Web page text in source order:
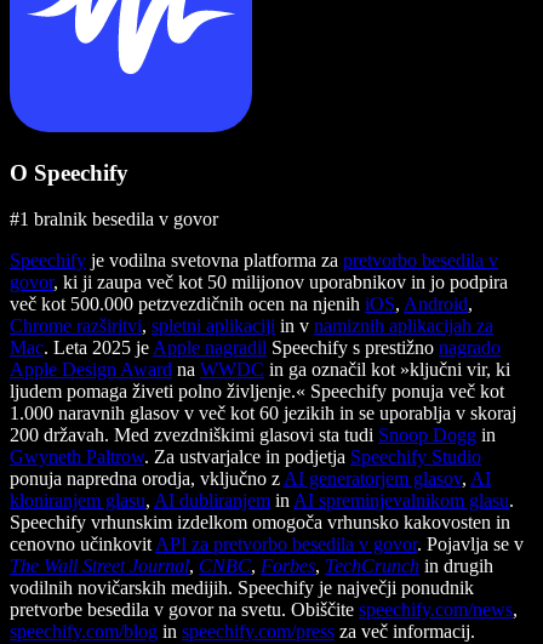
O Speechify
#1 bralnik besedila v govor
Speechify je vodilna svetovna platforma za pretvorbo besedila v
govor, ki ji zaupa več kot 50 milijonov uporabnikov in jo podpira
več kot 500.000 petzvezdičnih ocen na njenih iOS, Android,
Chrome razširitvi, spletni aplikaciji in v namiznih aplikacijah za
Mac. Leta 2025 je Apple nagradil Speechify s prestižno nagrado
Apple Design Award na WWDC in ga označil kot »ključni vir, ki
ljudem pomaga živeti polno življenje.« Speechify ponuja več kot
1.000 naravnih glasov v več kot 60 jezikih in se uporablja v skoraj
200 državah. Med zvezdniškimi glasovi sta tudi Snoop Dogg in
Gwyneth Paltrow. Za ustvarjalce in podjetja Speechify Studio
ponuja napredna orodja, vključno z AI generatorjem glasov, AI
kloniranjem glasu, AI dubliranjem in AI spreminjevalnikom glasu.
Speechify vrhunskim izdelkom omogoča vrhunsko kakovosten in
cenovno učinkovit API za pretvorbo besedila v govor. Pojavlja se v
The Wall Street Journal, CNBC, Forbes, TechCrunch in drugih
vodilnih novičarskih medijih. Speechify je največji ponudnik
pretvorbe besedila v govor na svetu. Obiščite speechify.com/news,
speechify.com/blog in speechify.com/press za več informacij.